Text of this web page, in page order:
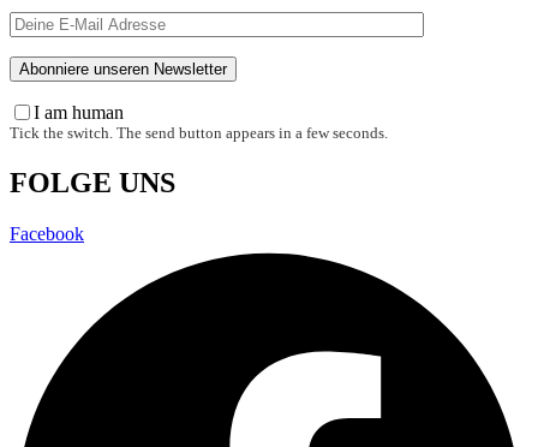
I am human
Tick the switch. The send button appears in a few seconds.
FOLGE UNS
Facebook